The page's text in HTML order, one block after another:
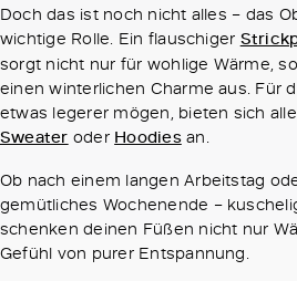
Doch das ist noch nicht alles – das
wichtige Rolle. Ein flauschiger
sorgt nicht nur für wohlige Wärme,
einen winterlichen Charme aus. Für
etwas legerer mögen, bieten sich
Sweater oder Hoodiesan.
Ob nach einem langen Arbeitstag
gemütliches Wochenende –
schenken deinen Füßen nicht nur
Gefühl von purer Entspannung.